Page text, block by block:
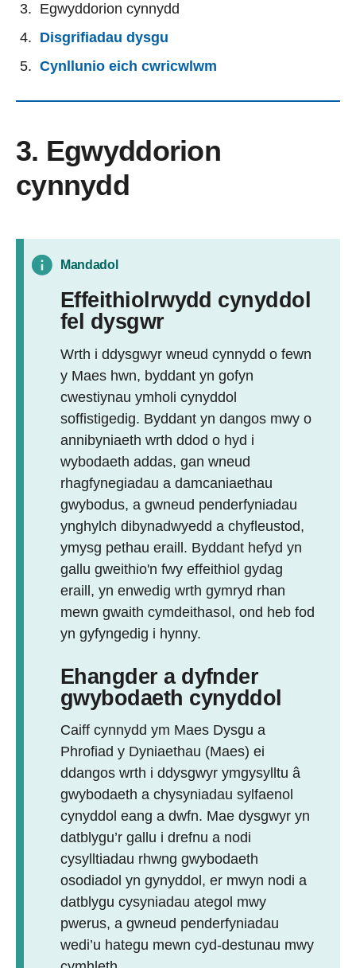
Egwyddorion cynnydd
Disgrifiadau dysgu
Cynllunio eich cwricwlwm
3. Egwyddorion
cynnydd
Mandadol
Effeithiolrwydd cynyddol
fel dysgwr
Wrth i ddysgwyr wneud cynnydd o fewn
y Maes hwn, byddant yn gofyn
cwestiynau ymholi cynyddol
soffistigedig. Byddant yn dangos mwy o
annibyniaeth wrth ddod o hyd i
wybodaeth addas, gan wneud
rhagfynegiadau a damcaniaethau
gwybodus, a gwneud penderfyniadau
ynghylch dibynadwyedd a chyfleustod,
ymysg pethau eraill. Byddant hefyd yn
gallu gweithio'n fwy effeithiol gydag
eraill, yn enwedig wrth gymryd rhan
mewn gwaith cymdeithasol, ond heb fod
yn gyfyngedig i hynny.
Ehangder a dyfnder
gwybodaeth cynyddol
Caiff cynnydd ym Maes Dysgu a
Phrofiad y Dyniaethau (Maes) ei
ddangos wrth i ddysgwyr ymgysylltu â
gwybodaeth a chysyniadau sylfaenol
cynyddol eang a dwfn. Mae dysgwyr yn
datblygu’r gallu i drefnu a nodi
cysylltiadau rhwng gwybodaeth
osodiadol yn gynyddol, er mwyn nodi a
datblygu cysyniadau ategol mwy
pwerus, a gwneud penderfyniadau
wedi’u hategu mewn cyd-destunau mwy